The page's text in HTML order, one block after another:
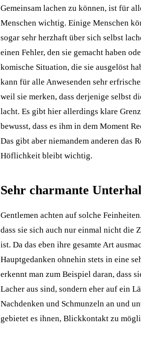
Gemeinsam lachen zu können, ist für
Menschen wichtig. Einige Menschen
sogar sehr herzhaft über sich selbst
einen Fehler, den sie gemacht haben
komische Situation, die sie ausgelöst
kann für alle Anwesenden sehr
weil sie merken, dass derjenige selbst
lacht. Es gibt hier allerdings klare
bewusst, dass es ihm in dem Moment
Das gibt aber niemandem anderen das
Höflichkeit bleibt wichtig.
Sehr charmante
Gentlemen achten auf solche
dass sie sich auch nur einmal nicht die
ist. Da das eben ihre gesamte Art
Hauptgedanken ohnehin stets in eine
erkennt man zum Beispiel daran, dass
Lacher aus sind, sondern eher auf ein
Nachdenken und Schmunzeln an und
gebietet es ihnen, Blickkontakt zu